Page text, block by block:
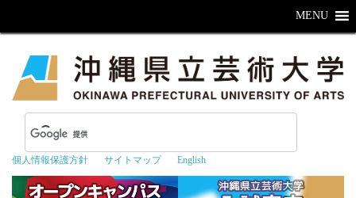
個人情報保護方針 サイトマップ English
MENU